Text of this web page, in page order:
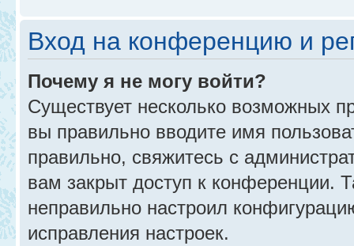
Вход на конференцию и
Почему я не могу войти?
Существует несколько возможных
вы правильно вводите имя
правильно, свяжитесь с
вам закрыт доступ к конференции.
неправильно настроил
исправления настроек.